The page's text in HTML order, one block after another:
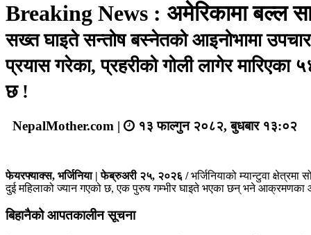
Breaking News : अमेरिकामा बल्ल
सख्त घाइते सन्तोष बस्नेतको आइनोभामा
प्रयास गरेका, प्रहरीको गोली लागेर मारिएका
छ !
NepalMother.com | १३ फाल्गुन २०८२, बुधबार १३:०२
फेयरफ्याक्स, भर्जिनिया | फेब्रुअरी २५, २०२६ /भर्जिनियाको म्यान्टुवा
दुई महिलाको ज्यान गएको छ, एक पुरुष गम्भीर घाइते भएका छन् भने आक्रमणका
बिहानैको आपतकालीन सूचना